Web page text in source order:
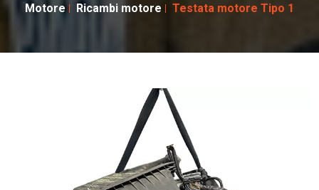
Motore Ricambi motore Testata motore Tipo 1